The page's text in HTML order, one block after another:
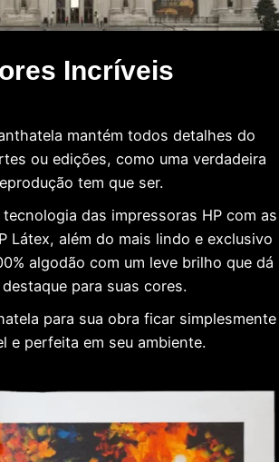
Incríveis
mantém todos detalhes do
ou edições, como uma verdadeira
tem que ser.
das impressoras HP com as
Látex, além do mais lindo e exclusivo
algodão com um leve brilho que dá
para suas cores.
para sua obra ficar simplesmente
e perfeita em seu ambiente.